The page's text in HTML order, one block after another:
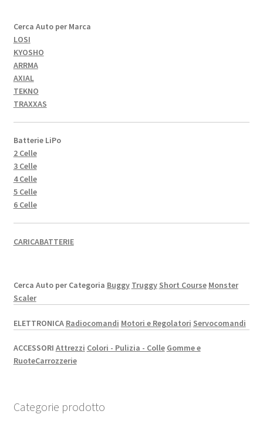
Cerca Auto per Marca
LOSI
KYOSHO
ARRMA
AXIAL
TEKNO
TRAXXAS
Batterie LiPo
2 Celle
3 Celle
4 Celle
5 Celle
6 Celle
CARICABATTERIE
Cerca Auto per Categoria Buggy Truggy Short Course Monster
Scaler
ELETTRONICA Radiocomandi Motori e Regolatori Servocomandi
ACCESSORI Attrezzi Colori - Pulizia - Colle Gomme e
RuoteCarrozzerie
Categorie prodotto